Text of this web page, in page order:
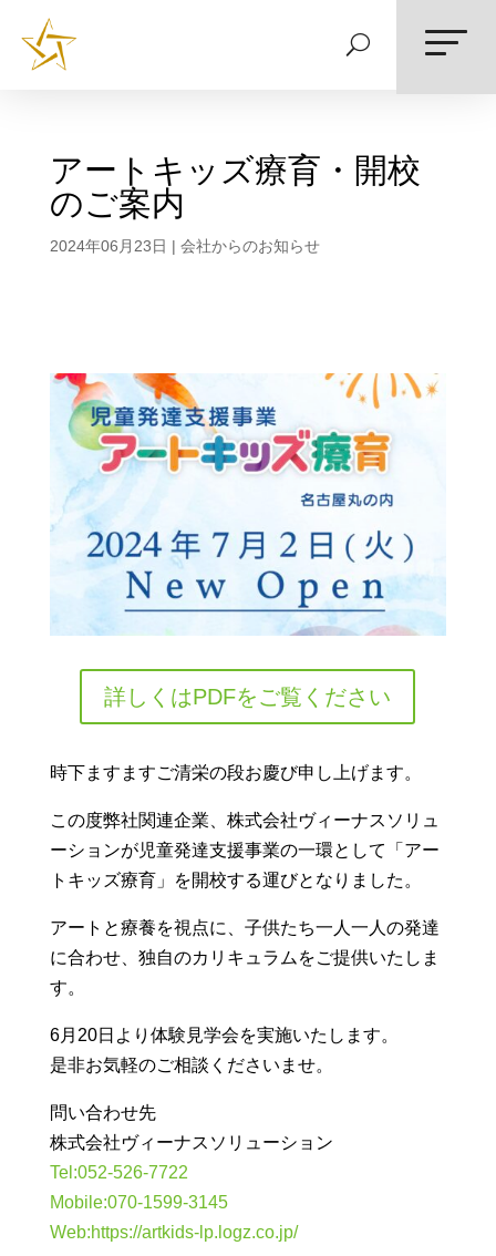
アートキッズ療育・開校
のご案内
2024年06月23日 | 会社からのお知らせ
詳しくはPDFをご覧ください
時下ますますご清栄の段お慶び申し上げます。
この度弊社関連企業、株式会社ヴィーナスソリュ
ーションが児童発達支援事業の一環として「アー
トキッズ療育」を開校する運びとなりました。
アートと療養を視点に、子供たち一人一人の発達
に合わせ、独自のカリキュラムをご提供いたしま
す。
6月20日より体験見学会を実施いたします。
是非お気軽のご相談くださいませ。
問い合わせ先
株式会社ヴィーナスソリューション
Tel:052-526-7722
Mobile:070-1599-3145
Web:https://artkids-lp.logz.co.jp/